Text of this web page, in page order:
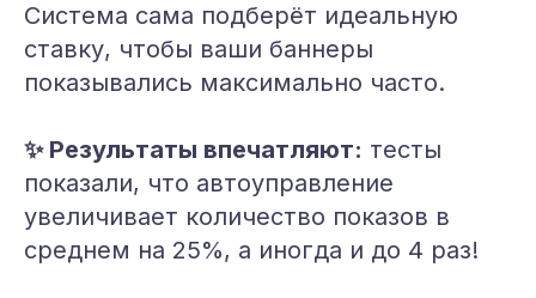
Система сама подберёт идеальную
ставку, чтобы ваши баннеры
показывались максимально часто.
✨ Результаты впечатляют: тесты
показали, что автоуправление
увеличивает количество показов в
среднем на 25%, а иногда и до 4 раз!